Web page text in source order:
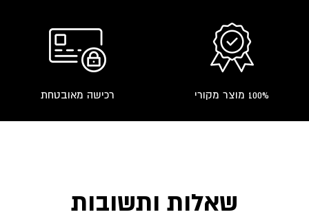
100% מוצר מקורי רכישה מאובטחת
שאלות ותשובות